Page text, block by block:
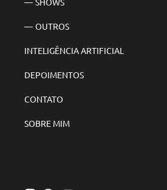
OUTROS
INTELIGÊNCIA ARTIFICIAL
DEPOIMENTOS
CONTATO
SOBRE MIM